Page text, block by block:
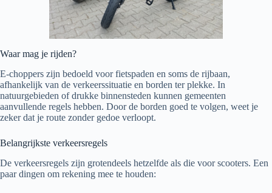
Waar mag je rijden?
E-choppers zijn bedoeld voor fietspaden en soms de rijbaan,
afhankelijk van de verkeerssituatie en borden ter plekke. In
natuurgebieden of drukke binnensteden kunnen gemeenten
aanvullende regels hebben. Door de borden goed te volgen, weet je
zeker dat je route zonder gedoe verloopt.
Belangrijkste verkeersregels
De verkeersregels zijn grotendeels hetzelfde als die voor scooters. Een
paar dingen om rekening mee te houden: